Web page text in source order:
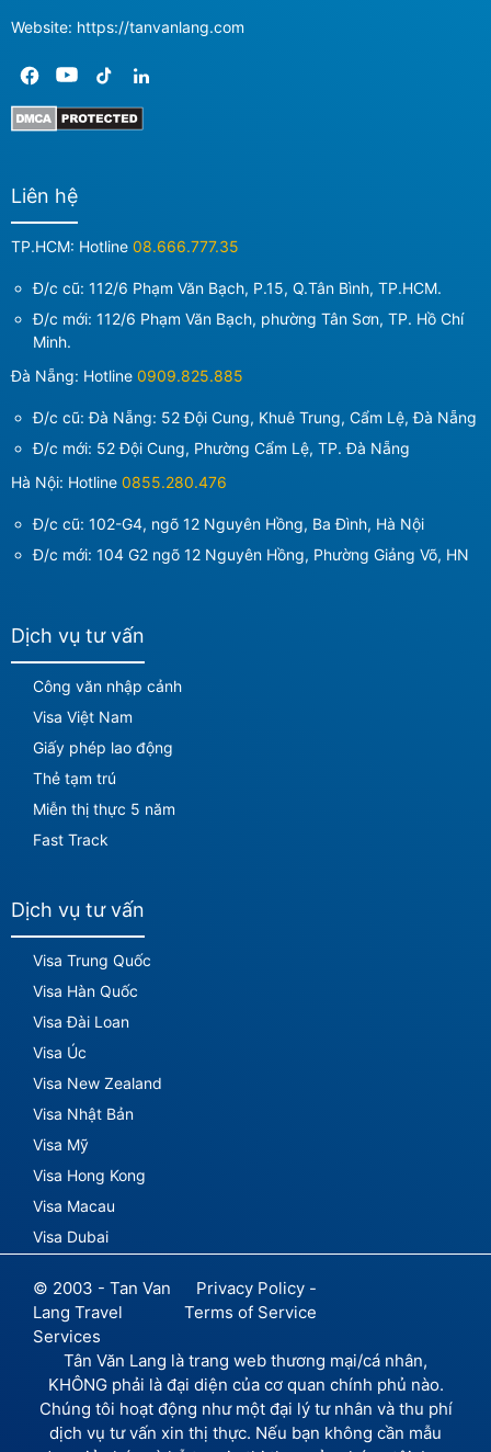
Website: https://tanvanlang.com
Liên hệ
TP.HCM: Hotline 08.666.777.35
Đ/c cũ: 112/6 Phạm Văn Bạch, P.15, Q.Tân Bình, TP.HCM.
Đ/c mới: 112/6 Phạm Văn Bạch, phường Tân Sơn, TP. Hồ Chí
Minh.
Đà Nẵng: Hotline 0909.825.885
Đ/c cũ: Đà Nẵng: 52 Đội Cung, Khuê Trung, Cẩm Lệ, Đà Nẵng
Đ/c mới: 52 Đội Cung, Phường Cẩm Lệ, TP. Đà Nẵng
Hà Nội: Hotline 0855.280.476
Đ/c cũ: 102-G4, ngõ 12 Nguyên Hồng, Ba Đình, Hà Nội
Đ/c mới: 104 G2 ngõ 12 Nguyên Hồng, Phường Giảng Võ, HN
Dịch vụ tư vấn
Công văn nhập cảnh
Visa Việt Nam
Giấy phép lao động
Thẻ tạm trú
Miễn thị thực 5 năm
Fast Track
Dịch vụ tư vấn
Visa Trung Quốc
Visa Hàn Quốc
Visa Đài Loan
Visa Úc
Visa New Zealand
Visa Nhật Bản
Visa Mỹ
Visa Hong Kong
Visa Macau
Visa Dubai
© 2003 - Tan Van
Lang Travel
Services
Privacy Policy -
Terms of Service
Tân Văn Lang là trang web thương mại/cá nhân,
KHÔNG phải là đại diện của cơ quan chính phủ nào.
Chúng tôi hoạt động như một đại lý tư nhân và thu phí
dịch vụ tư vấn xin thị thực. Nếu bạn không cần mẫu